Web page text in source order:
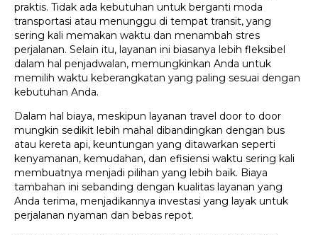
praktis. Tidak ada kebutuhan untuk berganti moda
transportasi atau menunggu di tempat transit, yang
sering kali memakan waktu dan menambah stres
perjalanan. Selain itu, layanan ini biasanya lebih fleksibel
dalam hal penjadwalan, memungkinkan Anda untuk
memilih waktu keberangkatan yang paling sesuai dengan
kebutuhan Anda.
Dalam hal biaya, meskipun layanan travel door to door
mungkin sedikit lebih mahal dibandingkan dengan bus
atau kereta api, keuntungan yang ditawarkan seperti
kenyamanan, kemudahan, dan efisiensi waktu sering kali
membuatnya menjadi pilihan yang lebih baik. Biaya
tambahan ini sebanding dengan kualitas layanan yang
Anda terima, menjadikannya investasi yang layak untuk
perjalanan nyaman dan bebas repot.